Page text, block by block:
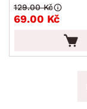
69.00 Kč
129.00 Kč